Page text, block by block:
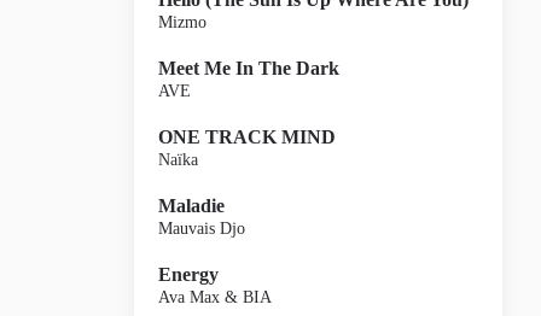
Mizmo
Meet Me In The Dark
AVE
ONE TRACK MIND
Naïka
Maladie
Mauvais Djo
Energy
Ava Max & BIA